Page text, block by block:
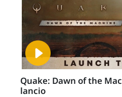
Quake: Dawn of the
lancio